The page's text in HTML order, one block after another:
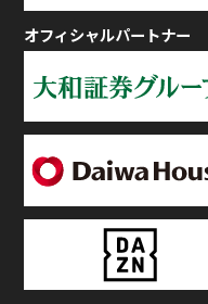
オフィシャルパートナー